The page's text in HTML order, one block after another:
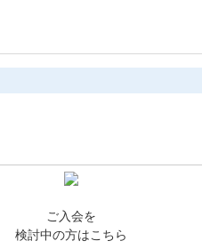
ご入会を
検討中の方はこちら